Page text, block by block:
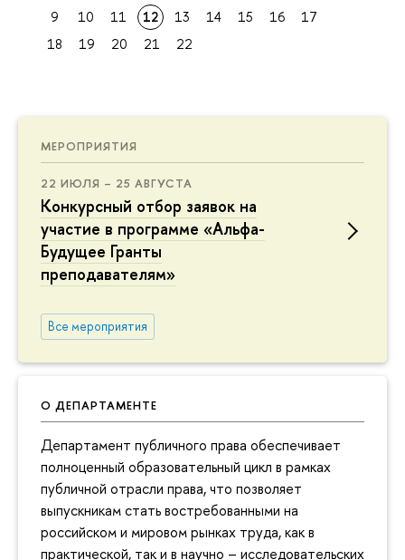
МЕРОПРИЯТИЯ
22 ИЮЛЯ – 25 АВГУСТА
Конкурсный отбор заявок на
участие в программе «Альфа-
Будущее Гранты
преподавателям»
Все мероприятия
О ДЕПАРТАМЕНТЕ
Департамент публичного права обеспечивает
полноценный образовательный цикл в рамках
публичной отрасли права, что позволяет
выпускникам стать востребованными на
российском и мировом рынках труда, как в
практической, так и в научно – исследовательских
9
10 11 12 13 14 15 16
17
18
19 20 21 22